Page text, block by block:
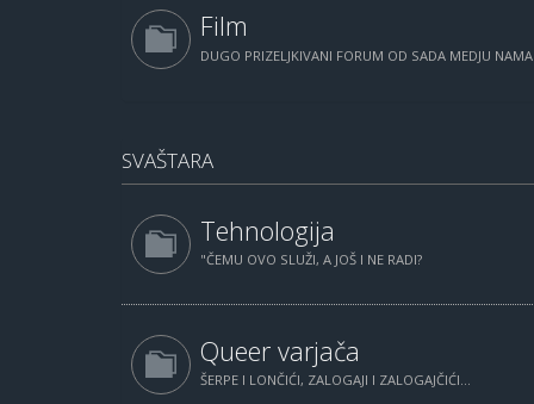
Film
DUGO PRIZELJKIVANI FORUM OD SADA MEDJU
SVAŠTARA
Tehnologija
"ČEMU OVO SLUŽI, A JOŠ I NE RADI?
Queer varjača
ŠERPE I LONČIĆI, ZALOGAJI I ZALOGAJČIĆI...